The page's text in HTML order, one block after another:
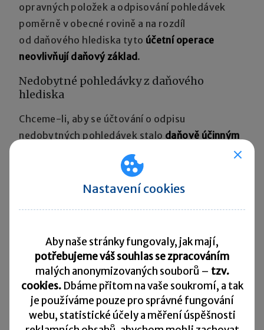
opravných položek a odpisování pohledávek
poměrně v obecné rovině a na rozdíl
od daňového hlediska tyto účetní operace
neovlivňují daňový základ.
Nedobytné pohledávky z daňového
hlediska
Chceme-li, aby se účtování o odpisu
nedobytných pohledávek stalo daňově účinným
, musíme nahlédnout do zákona
o rezervách, kde jsou striktně vymezeny
podmínky, za kterých mohou být vytvářeny
Jde o situace, kdy:
pohledávky a tvorba daňových opravných
položekbyly zaúčtovány,
pohledávkynesmí být promlčenya nesmí se
jednat o pohledávky za spojenou osobou,
Nastavení cookies
Aby naše stránky fungovaly, jak mají,
potřebujeme váš souhlas se zpracováním
malých anonymizovaných souborů – tzv.
cookies. Dbáme přitom na vaše soukromí, a tak
je používáme pouze pro správné fungování
webu, statistické účely a měření úspěšnosti